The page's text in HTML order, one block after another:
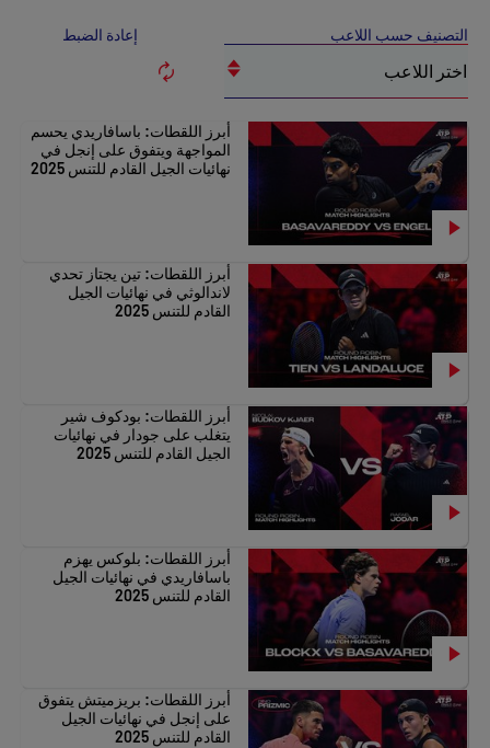
التصنيف حسب اللاعب
اختر اللاعب
اختر اللاعب
Arthur Fils
Luca Van Assche
Alex Michelsen
Jakub Mensik
Juncheng Shang
Joao Fonseca
Dino Prizmic
إعادة الضبط
أبرز اللقطات: باسافاريدي يحسم
المواجهة ويتفوق على إنجل في
نهائيات الجيل القادم للتنس 2025
أبرز اللقطات: تين يجتاز تحدي
لاندالوثي في نهائيات الجيل
القادم للتنس 2025
أبرز اللقطات: بودكوف شير
يتغلب على جودار في نهائيات
الجيل القادم للتنس 2025
أبرز اللقطات: بلوكس يهزم
باسافاريدي في نهائيات الجيل
القادم للتنس 2025
أبرز اللقطات: بريزميتش يتفوق
على إنجل في نهائيات الجيل
القادم للتنس 2025